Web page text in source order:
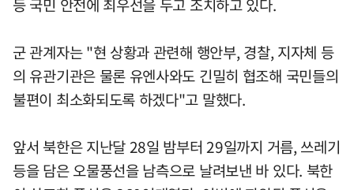
등 국민 안전에 최우선을 두고 조치하고 있다.
군 관계자는 "현 상황과 관련해 행안부, 경찰, 지자체 등
의 유관기관은 물론 유엔사와도 긴밀히 협조해 국민들의
불편이 최소화되도록 하겠다"고 말했다.
앞서 북한은 지난달 28일 밤부터 29일까지 거름, 쓰레기
등을 담은 오물풍선을 남측으로 날려보낸 바 있다. 북한